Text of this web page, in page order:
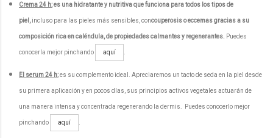
Crema 24 h:es una hidratante y nutritiva que funciona para todos los tipos de
piel, incluso para las pieles más sensibles, concouperosis o eccemas gracias a su
composición rica en caléndula, de propiedades calmantes y regenerantes. Puedes
conocerla mejor pinchando aquí
El serum 24 h:es su complemento ideal. Apreciaremos un tacto de seda en la piel desde
su primera aplicación y en pocos días, sus principios activos vegetales actuarán de
una manera intensa y concentrada regenerando la dermis. Puedes conocerlo mejor
pinchando aquí